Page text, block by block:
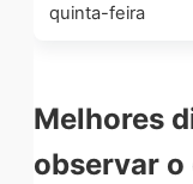
quinta-feira
Melhores
observar